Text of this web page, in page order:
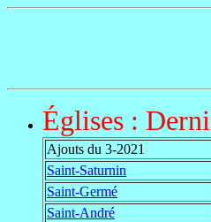
Églises :
Ajouts du 3-2021
Saint-Saturnin
Saint-Germé
Saint-André